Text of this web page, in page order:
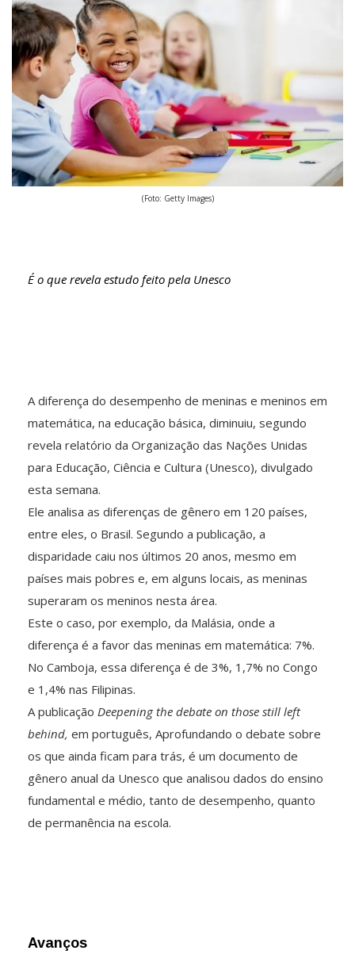
(Foto: Getty Images)
É o que revela estudo feito pela Unesco
A diferença do desempenho de meninas e meninos em
matemática, na educação básica, diminuiu, segundo
revela relatório da Organização das Nações Unidas
para Educação, Ciência e Cultura (Unesco), divulgado
esta semana.
Ele analisa as diferenças de gênero em 120 países,
entre eles, o Brasil. Segundo a publicação, a
disparidade caiu nos últimos 20 anos, mesmo em
países mais pobres e, em alguns locais, as meninas
superaram os meninos nesta área.
Este o caso, por exemplo, da Malásia, onde a
diferença é a favor das meninas em matemática: 7%.
No Camboja, essa diferença é de 3%, 1,7% no Congo
e 1,4% nas Filipinas.
A publicação Deepening the debate on those still left
behind, em português, Aprofundando o debate sobre
os que ainda ficam para trás, é um documento de
gênero anual da Unesco que analisou dados do ensino
fundamental e médio, tanto de desempenho, quanto
de permanência na escola.
Avanços